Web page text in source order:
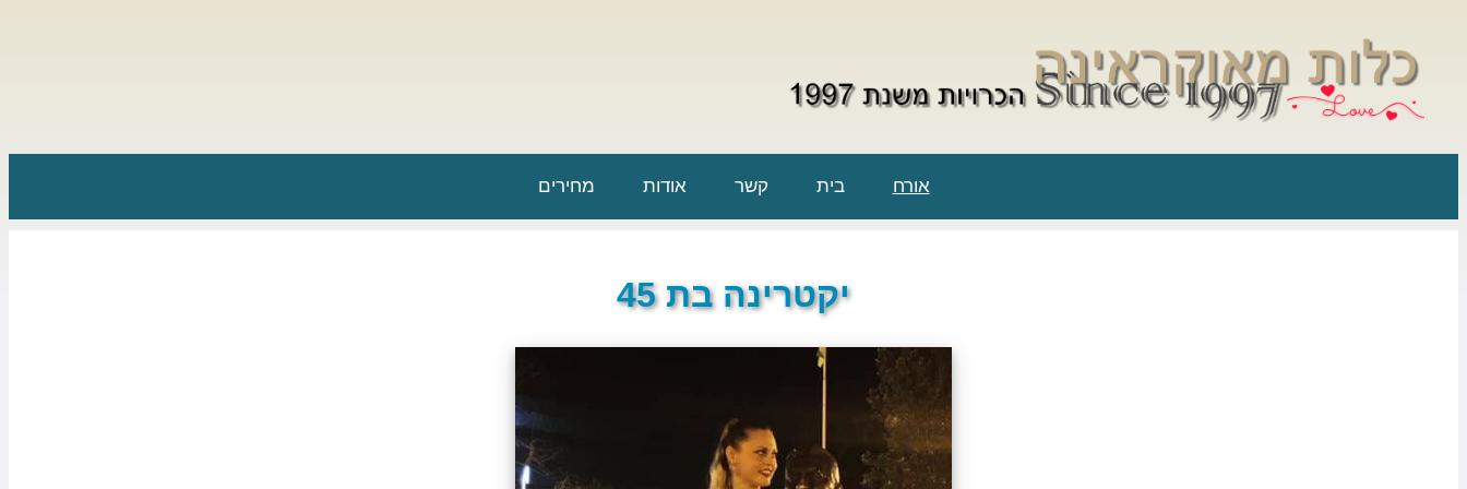
אורח בית קשר אודות מחירים
יקטרינה בת 45